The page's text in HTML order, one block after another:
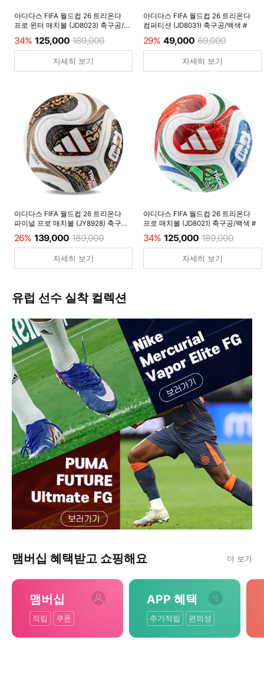
아디다스 FIFA 월드컵 26 트리온다
프로 윈터 매치볼 (JD8023) 축구공/
34% 125,000 189,000
자세히 보기
아디다스 FIFA 월드컵 26 트리온다
컴퍼티션 (JD8031) 축구공/백색 #
29% 49,000 69,000
자세히 보기
아디다스 FIFA 월드컵 26 트리온다
파이널 프로 매치볼 (JY8928) 축구공/
26% 139,000 189,000
자세히 보기
아디다스 FIFA 월드컵 26 트리온다
프로 매치볼 (JD8021) 축구공/백색 #
34% 125,000 189,000
자세히 보기
유럽 선수 실착 컬렉션
맴버십 혜택받고 쇼핑해요 더 보기
맴버십
적립 쿠폰
APP 혜택
추가적립 편의성